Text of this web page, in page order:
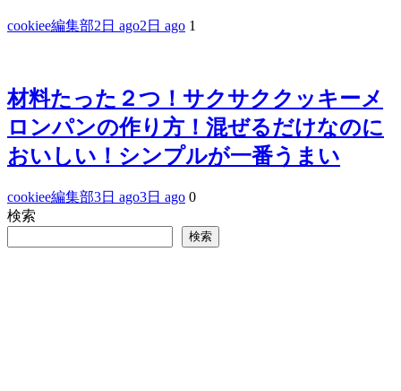
cookiee編集部2日 ago2日 ago 1
材料たった２つ！サクサククッキーメ
ロンパンの作り方！混ぜるだけなのに
おいしい！シンプルが一番うまい
cookiee編集部3日 ago3日 ago 0
検索
検索